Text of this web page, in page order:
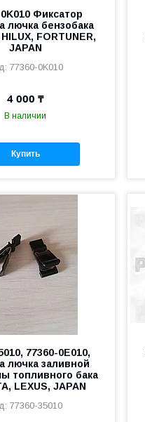
Фиксатор
лючка бензобака
FORTUNER,
JAPAN
77360-0K010
4 000 ₸
В наличии
Купить
77360-0E010,
лючка заливной
топливного бака
LEXUS, JAPAN
77360-35010